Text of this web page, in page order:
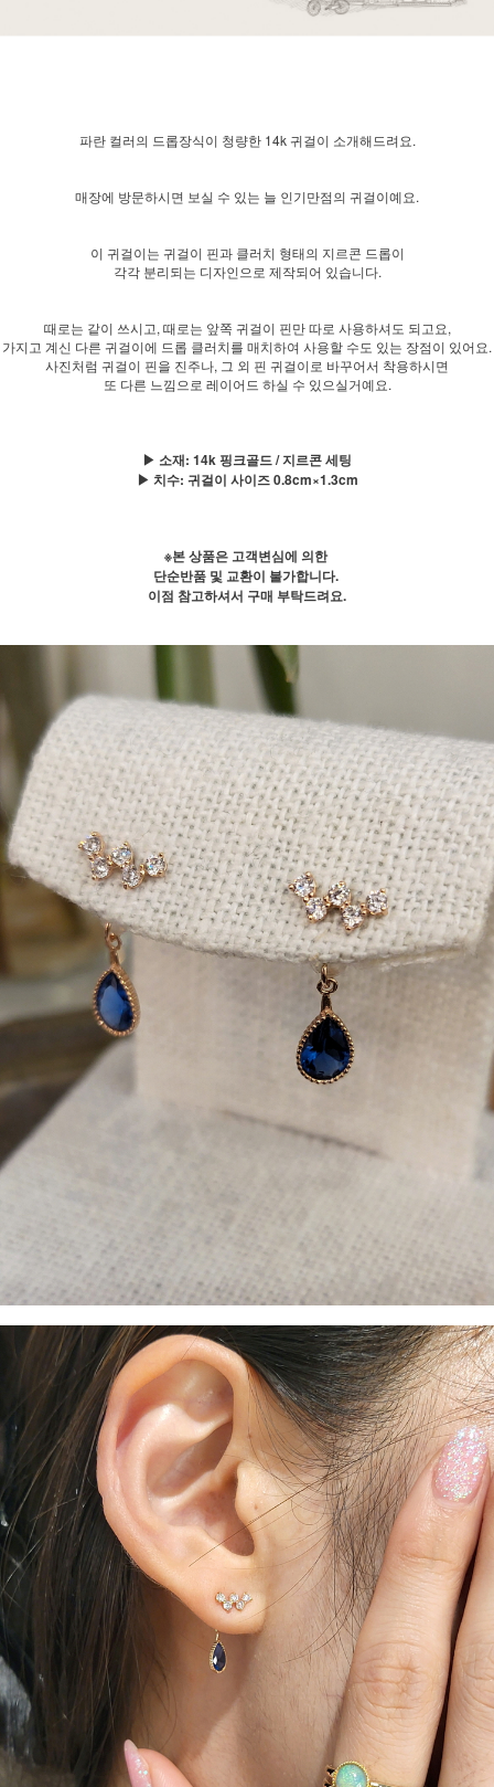
파란 컬러의 드롭장식이 청량한 14k 귀걸이 소개해드려요.
매장에 방문하시면 보실 수 있는 늘 인기만점의 귀걸이예요.
이 귀걸이는 귀걸이 핀과 클러치 형태의 지르콘 드롭이
각각 분리되는 디자인으로 제작되어 있습니다.
때로는 같이 쓰시고, 때로는 앞쪽 귀걸이 핀만 따로 사용하셔도 되고요,
가지고 계신 다른 귀걸이에 드롭 클러치를 매치하여 사용할 수도 있는 장점이 있어요.
사진처럼 귀걸이 핀을 진주나, 그 외 핀 귀걸이로 바꾸어서 착용하시면
또 다른 느낌으로 레이어드 하실 수 있으실거예요.
▶ 소재: 14k 핑크골드 / 지르콘 세팅
▶ 치수: 귀걸이 사이즈 0.8cm×1.3cm
※본 상품은 고객변심에 의한
단순반품 및 교환이 불가합니다.
이점 참고하셔서 구매 부탁드려요.